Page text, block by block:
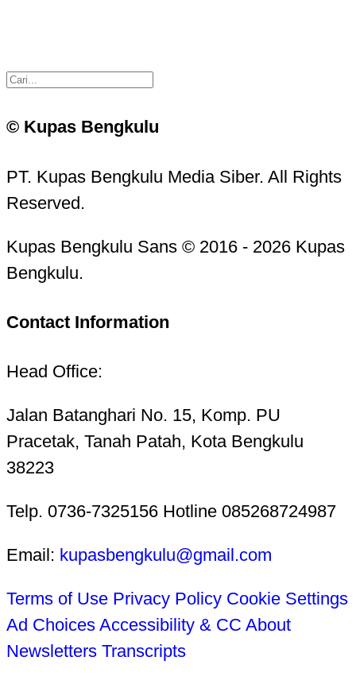
© Kupas Bengkulu
PT. Kupas Bengkulu Media Siber. All Rights
Reserved.
Kupas Bengkulu Sans © 2016 - 2026 Kupas
Bengkulu.
Contact Information
Head Office:
Jalan Batanghari No. 15, Komp. PU
Pracetak, Tanah Patah, Kota Bengkulu
38223
Telp. 0736-7325156 Hotline 085268724987
Email: kupasbengkulu@gmail.com
Terms of Use Privacy Policy Cookie Settings
Ad Choices Accessibility & CC About
Newsletters Transcripts